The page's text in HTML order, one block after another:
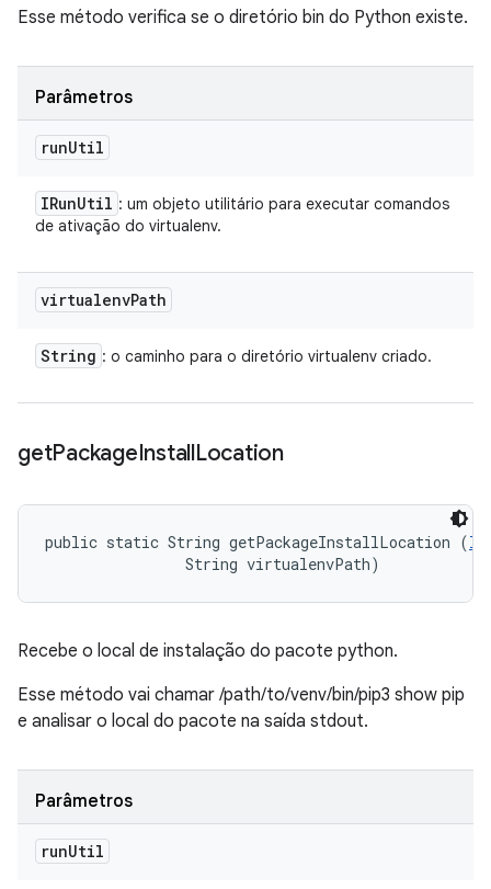
Esse método verifica se o diretório bin do Python existe.
Parâmetros
runUtil
IRunUtil : um objeto utilitário para executar comandos
de ativação do virtualenv.
virtualenvPath
String : o caminho para o diretório virtualenv criado.
getPackageInstallLocation
public static String getPackageInstallLocation (
                String virtualenvPath)
Recebe o local de instalação do pacote python.
Esse método vai chamar /path/to/venv/bin/pip3 show pip
e analisar o local do pacote na saída stdout.
Parâmetros
runUtil